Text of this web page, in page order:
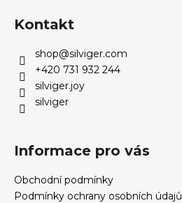
Kontakt
shop@silviger.com
+420 731 932 244
silviger.joy
silviger
Informace pro vás
Obchodní podmínky
Podmínky ochrany osobních údajů